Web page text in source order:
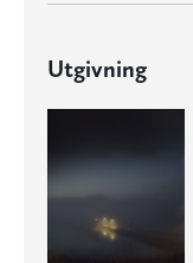
Utgivning